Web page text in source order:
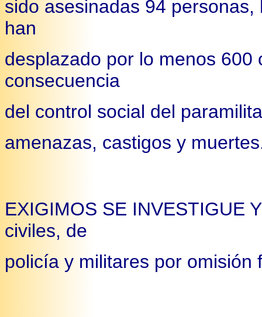
sido asesinadas 94
han
desplazado por lo menos
consecuencia
del control social del
amenazas, castigos y
EXIGIMOS SE INVESTIGUE
civiles, de
policía y militares por omisión